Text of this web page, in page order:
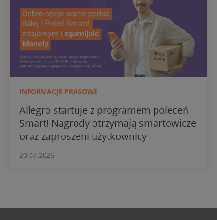
INFORMACJE PRASOWE
Allegro startuje z programem poleceń
Smart! Nagrody otrzymają smartowicze
oraz zaproszeni użytkownicy
20.07.2026